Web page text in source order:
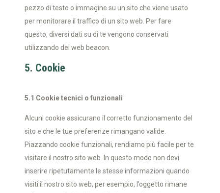
pezzo di testo o immagine su un sito che viene usato
per monitorare il traffico di un sito web. Per fare
questo, diversi dati su di te vengono conservati
utilizzando dei web beacon.
5. Cookie
5.1 Cookie tecnici o funzionali
Alcuni cookie assicurano il corretto funzionamento del
sito e che le tue preferenze rimangano valide.
Piazzando cookie funzionali, rendiamo più facile per te
visitare il nostro sito web. In questo modo non devi
inserire ripetutamente le stesse informazioni quando
visiti il nostro sito web, per esempio, l’oggetto rimane